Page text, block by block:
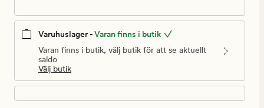
Varuhuslager -Varan finns i butik
Varan finns i butik, välj butik för att se aktuellt
saldo
Välj butik